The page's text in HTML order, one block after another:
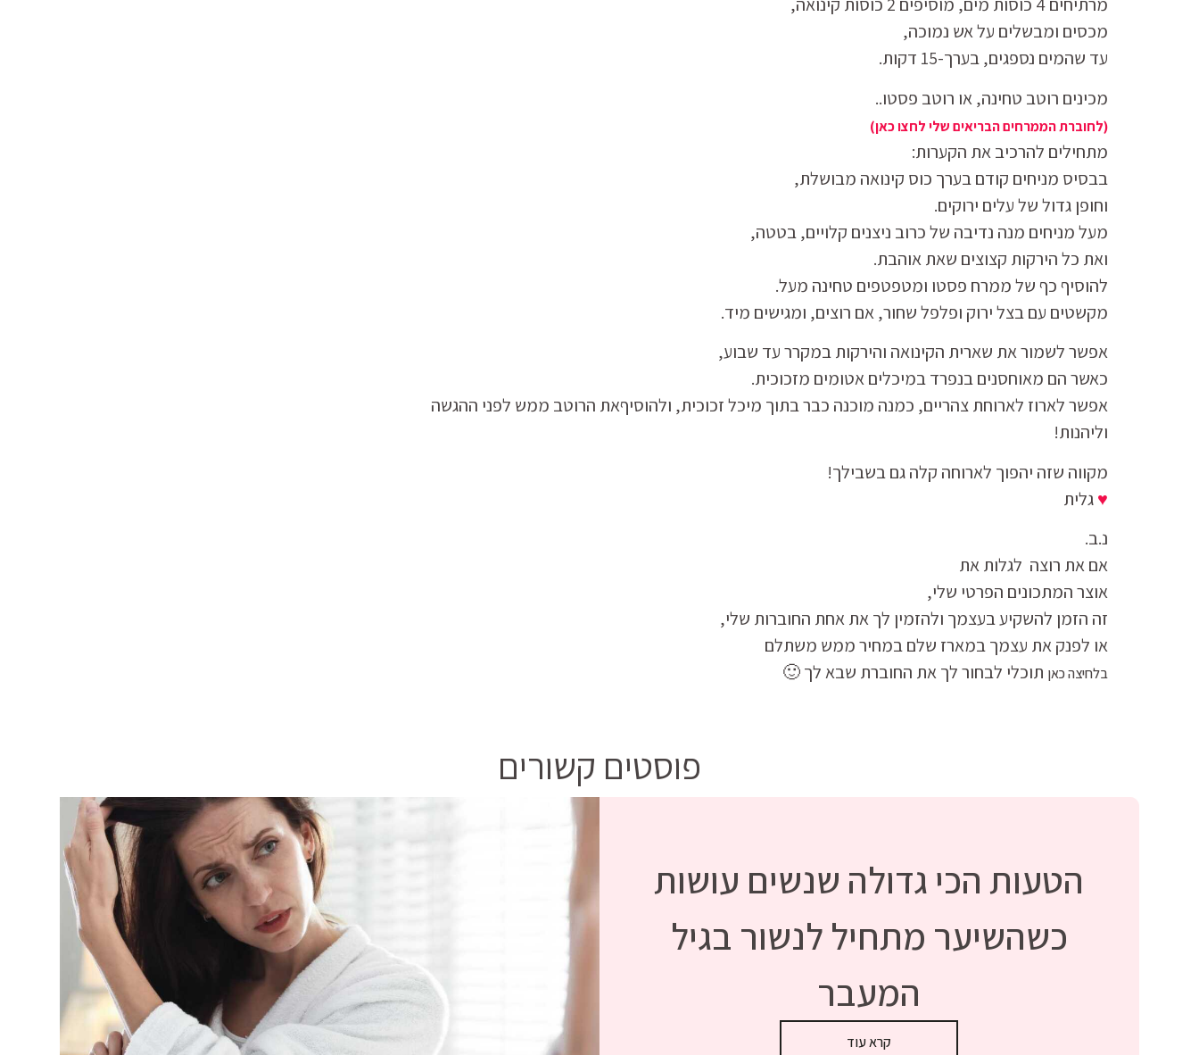
מרתיחים 4 כוסות מים, מוסיפים 2 כוסות קינואה,
מכסים ומבשלים על אש נמוכה,
עד שהמים נספגים, בערך-15 דקות.
מכינים רוטב טחינה, או רוטב פסטו..
(לחוברת הממרחים הבריאים שלי לחצו כאן)
מתחילים להרכיב את הקערות:
בבסיס מניחים קודם בערך כוס קינואה מבושלת,
וחופן גדול של עלים ירוקים.
מעל מניחים מנה נדיבה של כרוב ניצנים קלויים, בטטה,
ואת כל הירקות קצוצים שאת אוהבת.
להוסיף כף של ממרח פסטו ומטפטפים טחינה מעל.
מקשטים עם בצל ירוק ופלפל שחור, אם רוצים, ומגישים מיד.
אפשר לשמור את שארית הקינואה והירקות במקרר עד שבוע,
כאשר הם מאוחסנים בנפרד במיכלים אטומים מזכוכית.
אפשר לארוז לארוחת צהריים, כמנה מוכנה כבר בתוך מיכל זכוכית, ולהוסיףאת הרוטב ממש לפני ההגשה
וליהנות!
מקווה שזה יהפוך לארוחה קלה גם בשבילך!
♥גלית
נ.ב.
אם את רוצה לגלות את
אוצר המתכונים הפרטי שלי,
זה הזמן להשקיע בעצמך ולהזמין לך את אחת החוברות שלי,
או לפנק את עצמך במארז שלם במחיר ממש משתלם
בלחיצה כאן תוכלי לבחור לך את החוברת שבא לך 🙂
פוסטים קשורים
הטעות הכי גדולה שנשים עושות
כשהשיער מתחיל לנשור בגיל
המעבר
קרא עוד